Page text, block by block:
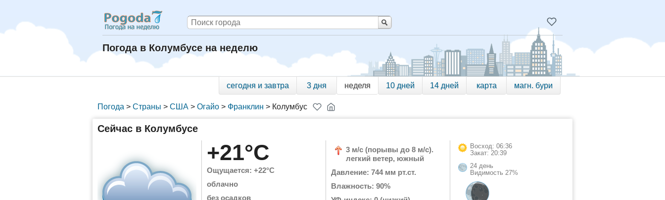
Погода в Колумбусе на неделю
сегодня и завтра 3 дня неделя 10 дней 14 дней карта магн. бури
Погода > Страны > США > Огайо > Франклин > Колумбус
Сейчас в Колумбусе
+21°C
Ощущается: +22°C
облачно
без осадков
3 м/с (порывы до 8 м/с).
легкий ветер, южный
Давление: 744 мм рт.ст.
Влажность: 90%
Восход: 06:36
Закат: 20:39
24 день
Видимость 27%